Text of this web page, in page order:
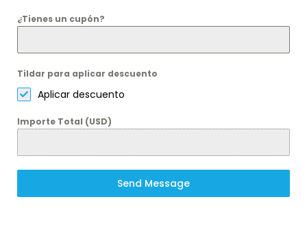
¿Tienes un cupón?
Tildar para aplicar descuento
Aplicar descuento
Importe Total (USD)
Send Message